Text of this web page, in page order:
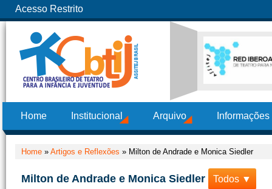
Acesso Restrito
Home Institucional Arquivo
Home » Artigos e Reflexões » Milton de Andrade e Monica Siedler
Milton de Andrade e Monica Siedler Todos ▼